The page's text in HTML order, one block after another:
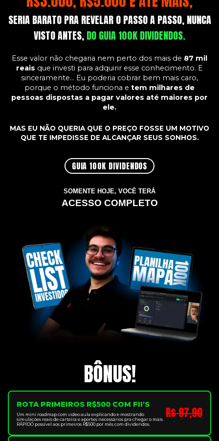
SERIA BARATO PRA REVELAR O PASSO A PASSO, NUNCA
VISTO ANTES,DO GUIA 100K DIVIDENDOS.
Esse valor não chegaria nem perto dos mais de 87 mil
reais que investi para adquirir esse conhecimento. E
sinceramente… Eu poderia cobrar bem mais caro,
porque o método funciona e tem milhares de
pessoas dispostas a pagar valores até maiores por
ele.
MAS EU NÃO QUERIA QUE O PREÇO FOSSE UM MOTIVO
QUE TE IMPEDISSE DE ALCANÇAR SEUS SONHOS.
GUIA 100K DIVIDENDOS
SOMENTE HOJE, VOCÊ TERÁ
ACESSO COMPLETO
BÔNUS!
ROTA PRIMEIROS R$500 COM FII'S
Um mini roadmap com video aula explicando e mostrando
simulações reais de carteira e aportes necessários pra chegar o mais
RÁPIDO possível aos primeiros R$500 por mês com dividendos.
R$ 97,90